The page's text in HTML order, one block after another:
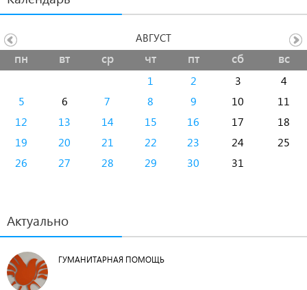
пн вт ср чт пт сб вс
1 2 3
4
5
6 7 8 9 10
11
12
13 14 15 16 17
18
19
20 21 22 23 24
25
26
27 28 29 30 31
АВГУСТ
Актуально
ГУМАНИТАРНАЯ ПОМОЩЬ